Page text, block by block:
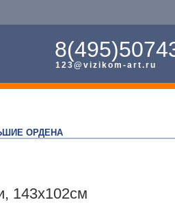
123@vizikom-art.ru
ОРДЕНА
143x102см